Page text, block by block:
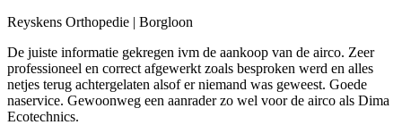
Reyskens Orthopedie | Borgloon
De juiste informatie gekregen ivm de aankoop van de airco. Zeer
professioneel en correct afgewerkt zoals besproken werd en alles
netjes terug achtergelaten alsof er niemand was geweest. Goede
naservice. Gewoonweg een aanrader zo wel voor de airco als Dima
Ecotechnics.